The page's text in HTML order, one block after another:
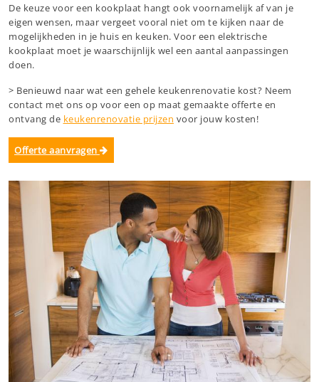
De keuze voor een kookplaat hangt ook voornamelijk af van je
eigen wensen, maar vergeet vooral niet om te kijken naar de
mogelijkheden in je huis en keuken. Voor een elektrische
kookplaat moet je waarschijnlijk wel een aantal aanpassingen
doen.
> Benieuwd naar wat een gehele keukenrenovatie kost? Neem
contact met ons op voor een op maat gemaakte offerte en
ontvang de keukenrenovatie prijzen voor jouw kosten!
Offerte aanvragen